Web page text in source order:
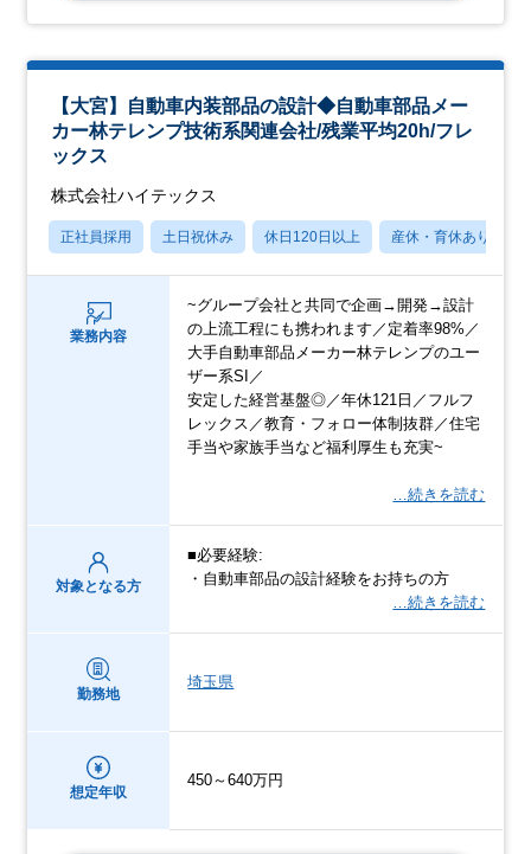
【大宮】自動車内装部品の設計◆自動車部品メー
カー林テレンプ技術系関連会社/残業平均20h/フレ
ックス
株式会社ハイテックス
正社員採用 土日祝休み 休日120日以上 産休・育休あり
業務内容
~グループ会社と共同で企画→開発→設計
の上流工程にも携われます／定着率98%／
大手自動車部品メーカー林テレンプのユー
ザー系SI／
安定した経営基盤◎／年休121日／フルフ
レックス／教育・フォロー体制抜群／住宅
手当や家族手当など福利厚生も充実~
…続きを読む
対象となる方
■必要経験:
・自動車部品の設計経験をお持ちの方
…続きを読む
勤務地
埼玉県
想定年収
450～640万円